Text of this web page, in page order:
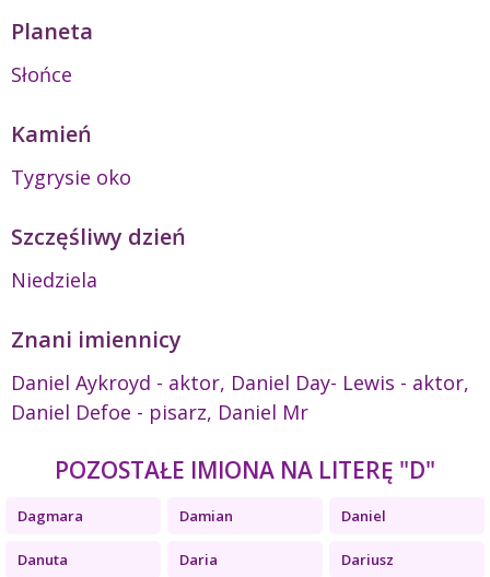
Planeta
Słońce
Kamień
Tygrysie oko
Szczęśliwy dzień
Niedziela
Znani imiennicy
Daniel Aykroyd - aktor, Daniel Day- Lewis - aktor,
Daniel Defoe - pisarz, Daniel Mr
POZOSTAŁE IMIONA NA LITERĘ "D"
Dagmara Damian Daniel
Danuta Daria Dariusz